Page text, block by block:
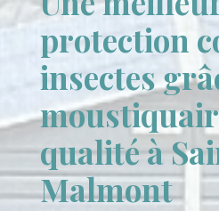
protection
insectes
qualité à
Malmont